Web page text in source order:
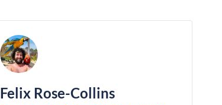
Felix Rose-Collins